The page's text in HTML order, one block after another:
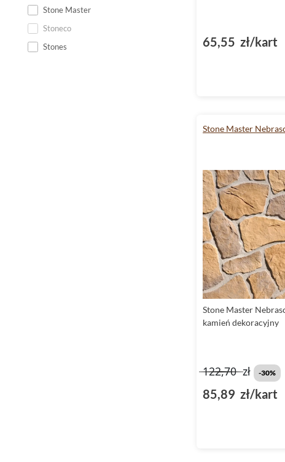
Stone Master
Stoneco
Stones
65,55 zł/kart
Stone Master
Stone Master
kamień dekoracyjny
122,70zł -30%
85,89 zł/kart